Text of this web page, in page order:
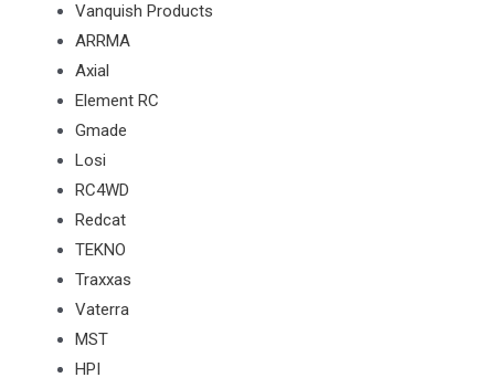
Vanquish Products
ARRMA
Axial
Element RC
Gmade
Losi
RC4WD
Redcat
TEKNO
Traxxas
Vaterra
MST
HPI